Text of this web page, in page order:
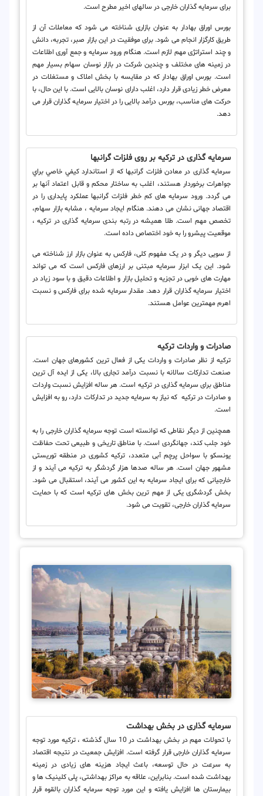
برای سرمایه گذاران خارجی در سالهای اخیر مطرح است.
بورس اوراق بهادار به عنوان بازاری شناخته می شود که معاملات آن از
طریق کارگزار انجام می شود. برای موفقیت در این بازار صبر، تجربه، دانش
و چند استراتژی مهم لازم است. هنگام ورود سرمایه و جمع آوری اطلاعات
در زمینه های مختلف و چندین شرکت در بازار نوسان سهام بسیار مهم
است. بورس اوراق بهادار که در مقایسه با بخش املاک و مستغلات در
معرض خطر زیادی قرار دارد، اغلب دارای نوسان بالایی است. با این حال، با
حرکت های مناسب، بورس درآمد بالایی را در اختیار سرمایه گذاران قرار می
دهد.
سرمایه گذاری در ترکیه بر روی فلزات گرانبها
سرمایه گذاری در معادن فلزات گرانبها كه از استاندارد كيفي خاصي براي
جواهرات برخوردار هستند، اغلب به ساختار محکم و قابل اعتماد آنها بر
می گردد. ورود سرمایه های کم خطر فلزات گرانبها عملکرد پایداری را در
اقتصاد جهانی نشان می دهند. هنگام ایجاد سرمایه ، مشابه بازار سهام،
تخصص مهم است. طلا همیشه در رتبه بندی سرمایه گذاری در ترکیه ،
موقعیت پیشرو را به خود اختصاص داده است.
از سویی دیگر و در یک مفهوم کلی، فارکس به عنوان بازار ارز شناخته می
شود. این یک ابزار سرمایه مبتنی بر ارزهای فارکس است که می تواند
مهارت های خوبی در تجزیه و تحلیل بازار و اطلاعات دقیق و با سود زیاد در
اختیار سرمایه گذاران قرار دهد. مقدار سرمایه شده برای فارکس و نسبت
اهرم مهمترین عوامل هستند.
صادرات و واردات ترکیه
ترکیه از نظر صادرات و واردات یکی از فعال ترین کشورهای جهان است.
صنعت تدارکات سالانه با نسبت درآمد تجاری بالا، یکی از ایده آل ترین
مناطق برای سرمایه گذاری در ترکیه است. هر ساله افزایش نسبت واردات
و صادرات در ترکیه که نیاز به سرمایه جدید در تدارکات دارد، رو به افزایش
است.
همچنین از دیگر نقاطی که توانسته است توجه سرمایه گذاران خارجی را به
خود جلب کند، جهانگردی است. با مناطق تاریخی و طبیعی تحت حفاظت
یونسکو با سواحل پرچم آبی متعدد، ترکیه کشوری در منطقه توریستی
مشهور جهان است. هر ساله صدها هزار گردشگر به ترکیه می آیند و از
خارجیانی که برای ایجاد سرمایه به این کشور می آیند، استقبال می شود.
بخش گردشگری یکی از مهم ترین بخش های ترکیه است که با حمایت
سرمایه گذاران خارجی، تقویت می شود.
سرمایه گذاری در بخش بهداشت
با تحولات مهم در بخش بهداشت در 10 سال گذشته ، ترکیه مورد توجه
سرمایه گذاران خارجی قرار گرفته است. افزایش جمعیت در نتیجه اقتصاد
به سرعت در حال توسعه، باعث ایجاد هزینه های زیادی در زمینه
بهداشت شده است. بنابراین، علاقه به مراکز بهداشتی، پلی کلینیک ها و
بیمارستان ها افزایش یافته و این مورد توجه سرمایه گذاران بالقوه قرار